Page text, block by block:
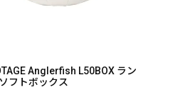
Anglerfish L50BOX ラン
フトボックス